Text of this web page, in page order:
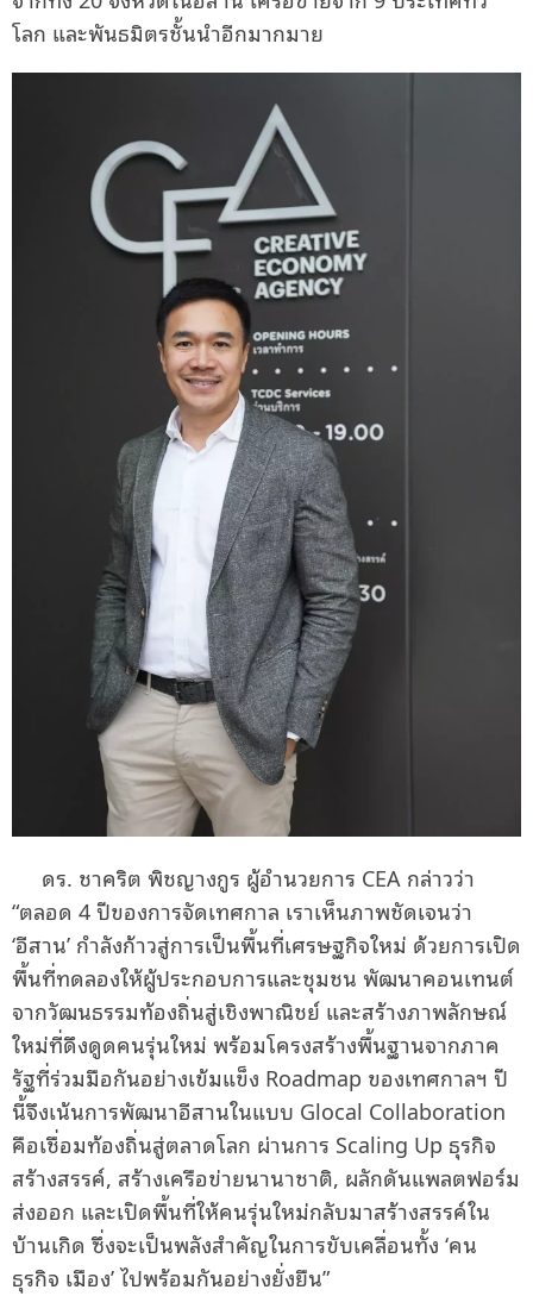
โลก และพันธมิตรชั้นนำอีกมากมาย
ดร. ชาคริต พิชญางกูร ผู้อำนวยการ CEA กล่าวว่า
“ตลอด 4 ปีของการจัดเทศกาล เราเห็นภาพชัดเจนว่า
‘อีสาน’ กำลังก้าวสู่การเป็นพื้นที่เศรษฐกิจใหม่ ด้วยการเปิด
พื้นที่ทดลองให้ผู้ประกอบการและชุมชน พัฒนาคอนเทนต์
จากวัฒนธรรมท้องถิ่นสู่เชิงพาณิชย์ และสร้างภาพลักษณ์
ใหม่ที่ดึงดูดคนรุ่นใหม่ พร้อมโครงสร้างพื้นฐานจากภาค
รัฐที่ร่วมมือกันอย่างเข้มแข็ง Roadmap ของเทศกาลฯ ปี
นี้จึงเน้นการพัฒนาอีสานในแบบ Glocal Collaboration
คือเชื่อมท้องถิ่นสู่ตลาดโลก ผ่านการ Scaling Up ธุรกิจ
สร้างสรรค์, สร้างเครือข่ายนานาชาติ, ผลักดันแพลตฟอร์ม
ส่งออก และเปิดพื้นที่ให้คนรุ่นใหม่กลับมาสร้างสรรค์ใน
บ้านเกิด ซึ่งจะเป็นพลังสำคัญในการขับเคลื่อนทั้ง ‘คน
ธุรกิจ เมือง’ ไปพร้อมกันอย่างยั่งยืน”